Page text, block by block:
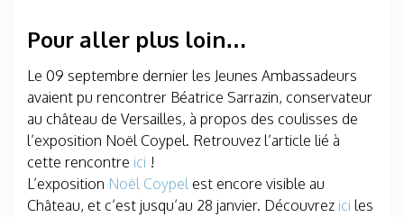
Pour aller plus loin…
Le 09 septembre dernier les Jeunes Ambassadeurs
avaient pu rencontrer Béatrice Sarrazin, conservateur
au château de Versailles, à propos des coulisses de
l’exposition Noël Coypel. Retrouvez l’article lié à
cette rencontre ici !
L’exposition Noël Coypelest encore visible au
Château, et c’est jusqu’au 28 janvier. Découvrez ici les